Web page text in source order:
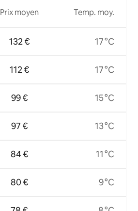
Prix moyen
132 €
112 €
99 €
97 €
84 €
80 €
Temp. moy.
17 °C
17 °C
15 °C
13 °C
11 °C
9 °C